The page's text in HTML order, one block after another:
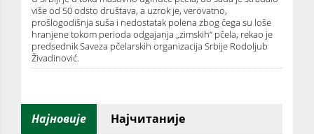
više od 50 odsto društava, a uzrok je, verovatno,
prošlogodišnja suša i nedostatak polena zbog čega su loše
hranjene tokom perioda odgajanja „zimskih“ pčela, rekao je
predsednik Saveza pčelarskih organizacija Srbije Rodoljub
Živadinović.
Најновије Најчитаније